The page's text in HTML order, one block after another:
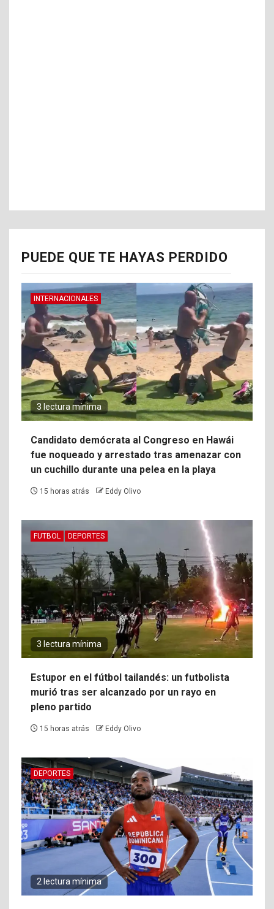
PUEDE QUE TE HAYAS PERDIDO
INTERNACIONALES
3 lectura mínima
Candidato demócrata al Congreso en Hawái
fue noqueado y arrestado tras amenazar con
un cuchillo durante una pelea en la playa
15 horas atrás Eddy Olivo
FUTBOL DEPORTES
3 lectura mínima
Estupor en el fútbol tailandés: un futbolista
murió tras ser alcanzado por un rayo en
pleno partido
15 horas atrás Eddy Olivo
DEPORTES
2 lectura mínima